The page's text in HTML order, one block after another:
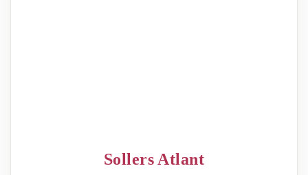
Sollers Atlant